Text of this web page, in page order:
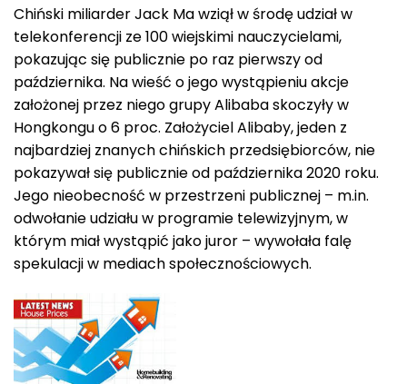
Chiński miliarder Jack Ma wziął w środę udział w
telekonferencji ze 100 wiejskimi nauczycielami,
pokazując się publicznie po raz pierwszy od
października. Na wieść o jego wystąpieniu akcje
założonej przez niego grupy Alibaba skoczyły w
Hongkongu o 6 proc. Założyciel Alibaby, jeden z
najbardziej znanych chińskich przedsiębiorców, nie
pokazywał się publicznie od października 2020 roku.
Jego nieobecność w przestrzeni publicznej – m.in.
odwołanie udziału w programie telewizyjnym, w
którym miał wystąpić jako juror – wywołała falę
spekulacji w mediach społecznościowych.